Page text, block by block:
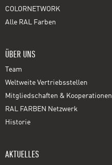
COLORNETWORK
Alle RAL Farben
ÜBER UNS
Team
Weltweite Vertriebsstellen
Mitgliedschaften & Kooperationen
RAL FARBEN Netzwerk
Historie
AKTUELLES